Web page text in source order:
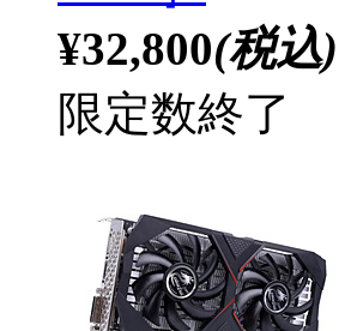
¥32,800(税込)
限定数終了